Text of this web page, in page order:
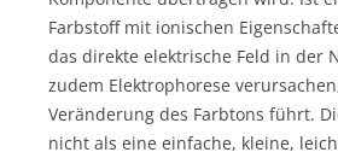
Farbstoff mit ionischen
das direkte elektrische Feld in der
zudem Elektrophorese
Veränderung des Farbtons führt.
nicht als eine einfache, kleine,